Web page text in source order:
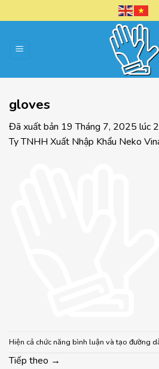
đến
dung
gloves
Đã xuất bản 19 Tháng 7, 2025 lúc
Ty TNHH Xuất Nhập Khẩu Neko
Hiện cả chức năng bình luận và tạo đường
Tiếp theo →